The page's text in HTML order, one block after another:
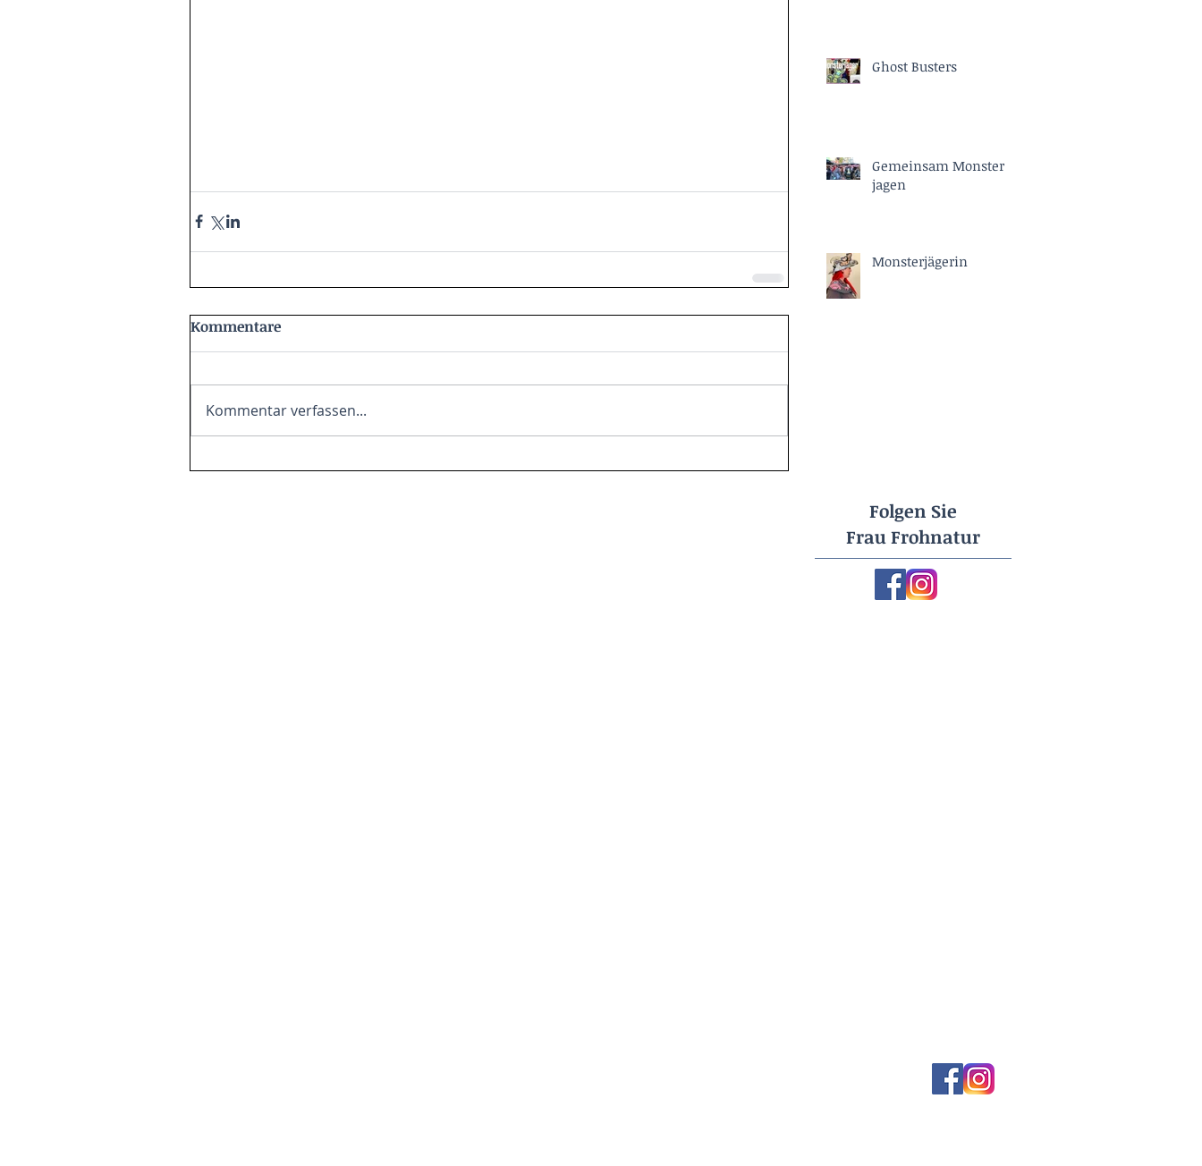
Kommentare
Kommentar verfassen...
Ghost Busters
Gemeinsam Monster
jagen
Monsterjägerin
Folgen Sie
Frau Frohnatur